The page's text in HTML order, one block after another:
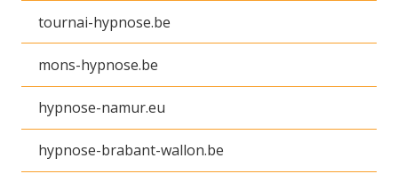
tournai-hypnose.be
mons-hypnose.be
hypnose-namur.eu
hypnose-brabant-wallon.be